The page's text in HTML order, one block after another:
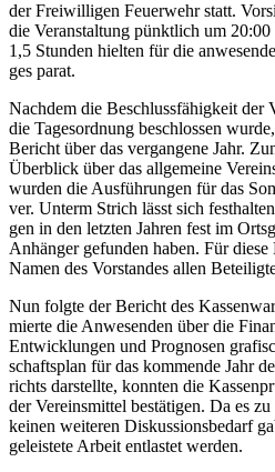
der Frei­wil­li­gen Feu­er­wehr statt.
die Ver­an­stal­tung pünkt­lich um
1,5 Stun­den hiel­ten für die
ges parat.
Nach­dem die Beschluss­fä­hig­keit der
die Tages­ord­nung beschlos­sen
Bericht über das ver­gan­ge­ne Jahr.
Über­blick über das all­ge­mei­ne
wur­den die Aus­füh­run­gen für das
ver. Unterm Strich lässt sich
gen in den letz­ten Jah­ren fest im
Anhän­ger gefun­den haben. Für
Namen des Vor­stan­des allen
Nun folg­te der Bericht des
mier­te die Anwe­sen­den über die
Ent­wick­lun­gen und Pro­gno­sen
schafts­plan für das kom­men­de Jahr
richts dar­stell­te, konn­ten die
der Ver­eins­mit­tel bestä­ti­gen. Da es
kei­nen wei­te­ren Dis­kus­si­ons­be­darf
geleis­te­te Arbeit ent­las­tet werden.